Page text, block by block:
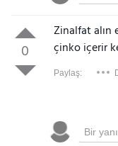
0
Zinalfat alın
çinko içerir
Paylaş:
Gezinti Menüsü